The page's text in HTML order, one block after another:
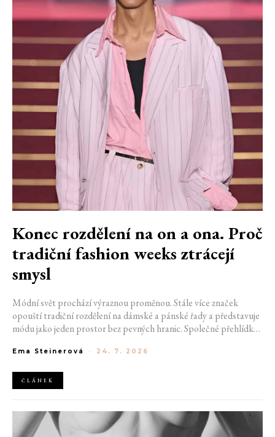
Konec rozdělení na on a ona. Proč
tradiční fashion weeks ztrácejí
smysl
Módní svět prochází výraznou proměnou. Stále více značek
opouští tradiční rozdělení na dámské a pánské řady a představuje
módu jako jeden prostor bez pevných hranic. Společné přehlídky,
klasické týdny módy mohou brzy vypadat úplně jinak.
Ema Steinerová - 24. 7. 2026
ČLÁNEK